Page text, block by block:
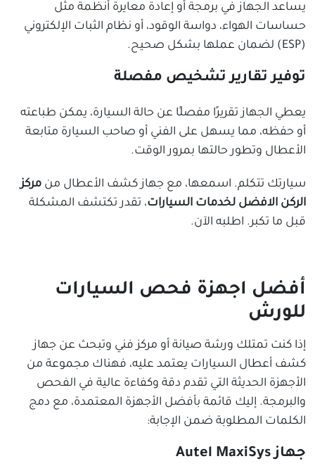
يساعد الجهاز في برمجة أو إعادة معايرة أنظمة مثل
حساسات الهواء، دواسة الوقود، أو نظام الثبات الإلكتروني
(ESP) لضمان عملها بشكل صحيح.
توفير تقارير تشخيص مفصلة
يعطي الجهاز تقريرًا مفصلًا عن حالة السيارة، يمكن طباعته
أو حفظه، مما يسهل على الفني أو صاحب السيارة متابعة
الأعطال وتطور حالتها بمرور الوقت.
سيارتك تتكلم. اسمعها، مع جهاز كشف الأعطال منمركز
الركن الافضل لخدمات السيارات، تقدر تكتشف المشكلة
قبل ما تكبر. اطلبه الآن.
أفضل اجهزة فحص السيارات
للورش
إذا كنت تمتلك ورشة صيانة أو مركز فني وتبحث عن جهاز
كشف أعطال السيارات يعتمد عليه، فهناك مجموعة من
الأجهزة الحديثة التي تقدم دقة وكفاءة عالية في الفحص
والبرمجة. إليك قائمة بأفضل الأجهزة المعتمدة، مع دمج
الكلمات المطلوبة ضمن الإجابة:
جهاز Autel MaxiSys